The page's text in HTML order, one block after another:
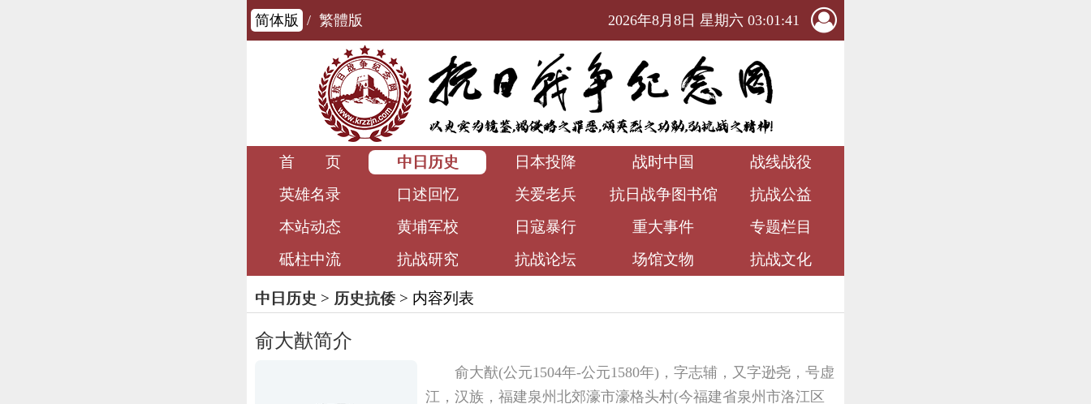
简体版 / 繁體版 2026年8月8日 星期六 03:01:42
首 页 中日历史 日本投降 战时中国
战线战役
英雄名录
口述回忆 关爱老兵 抗日战争图书馆
抗战公益
本站动态
黄埔军校 日寇暴行 重大事件
专题栏目
砥柱中流
抗战研究 抗战论坛 场馆文物 抗战文化
中日历史 > 历史抗倭 > 内容列表
俞大猷简介
俞大猷(公元1504年-公元1580年)，字志辅，又字逊尧，号虚
江，汉族，福建泉州北郊濠市濠格头村(今福建省泉州市洛江区